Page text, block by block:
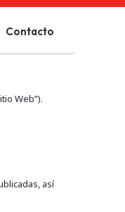
Contacto
Web”).
así